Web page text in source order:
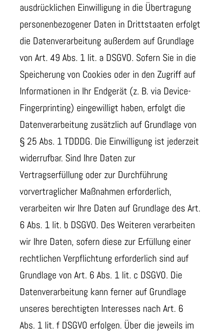
ausdrücklichen Einwilligung in die Übertragung
personenbezogener Daten in Drittstaaten erfolgt
die Datenverarbeitung außerdem auf Grundlage
von Art. 49 Abs. 1 lit. a DSGVO. Sofern Sie in die
Speicherung von Cookies oder in den Zugriff auf
Informationen in Ihr Endgerät (z. B. via Device-
Fingerprinting) eingewilligt haben, erfolgt die
Datenverarbeitung zusätzlich auf Grundlage von
§ 25 Abs. 1 TDDDG. Die Einwilligung ist jederzeit
widerrufbar. Sind Ihre Daten zur
Vertragserfüllung oder zur Durchführung
vorvertraglicher Maßnahmen erforderlich,
verarbeiten wir Ihre Daten auf Grundlage des Art.
6 Abs. 1 lit. b DSGVO. Des Weiteren verarbeiten
wir Ihre Daten, sofern diese zur Erfüllung einer
rechtlichen Verpflichtung erforderlich sind auf
Grundlage von Art. 6 Abs. 1 lit. c DSGVO. Die
Datenverarbeitung kann ferner auf Grundlage
unseres berechtigten Interesses nach Art. 6
Abs. 1 lit. f DSGVO erfolgen. Über die jeweils im